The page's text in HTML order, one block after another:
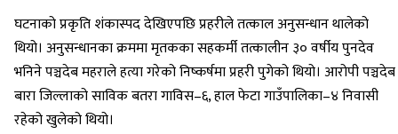
घटनाको प्रकृति शंकास्पद देखिएपछि प्रहरीले तत्काल अनुसन्धान थालेको
थियो। अनुसन्धानका क्रममा मृतकका सहकर्मी तत्कालीन ३० वर्षीय पुनदेव
भनिने पञ्चदेब महराले हत्या गरेको निष्कर्षमा प्रहरी पुगेको थियो। आरोपी पञ्चदेब
बारा जिल्लाको साविक बतरा गाविस–६, हाल फेटा गाउँपालिका–४ निवासी
रहेको खुलेको थियो।